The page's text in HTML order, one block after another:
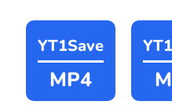
YT1Save
MP4